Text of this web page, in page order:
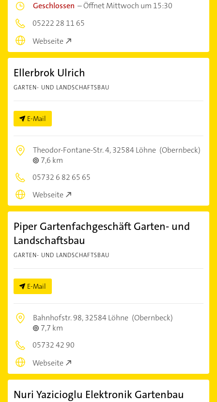
Geschlossen –Öffnet Mittwoch um 15:30
05222 28 11 65
Webseite
Ellerbrok Ulrich
GARTEN- UND LANDSCHAFTSBAU
E-Mail
Theodor-Fontane-Str. 4,32584 Löhne (Obernbeck)
7,6 km
05732 6 82 65 65
Webseite
Piper Gartenfachgeschäft Garten- und
Landschaftsbau
GARTEN- UND LANDSCHAFTSBAU
E-Mail
Bahnhofstr. 98,32584 Löhne (Obernbeck)
7,7 km
05732 42 90
Webseite
Nuri Yazicioglu Elektronik Gartenbau